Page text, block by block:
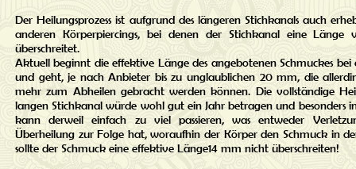
Der Heilungsprozess ist aufgrund des längeren Stichkanals auch
anderen Körperpiercings, bei denen der Stichkanal eine
überschreitet.
Aktuell beginnt die effektive Länge des angebotenen Schmuckes
und geht, je nach Anbieter bis zu unglaublichen 20 mm, die
mehr zum Abheilen gebracht werden können. Die vollständige
langen Stichkanal würde wohl gut ein Jahr betragen und besonders
kann derweil einfach zu viel passieren, was entweder
Überheilung zur Folge hat, woraufhin der Körper den Schmuck in
sollte der Schmuck eine effektive Länge14 mm nicht überschreiten!